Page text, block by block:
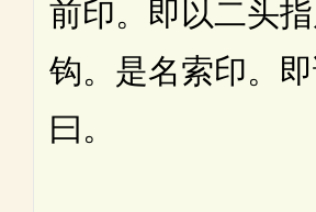
前印。即以二头
钩。是名索印。
曰。